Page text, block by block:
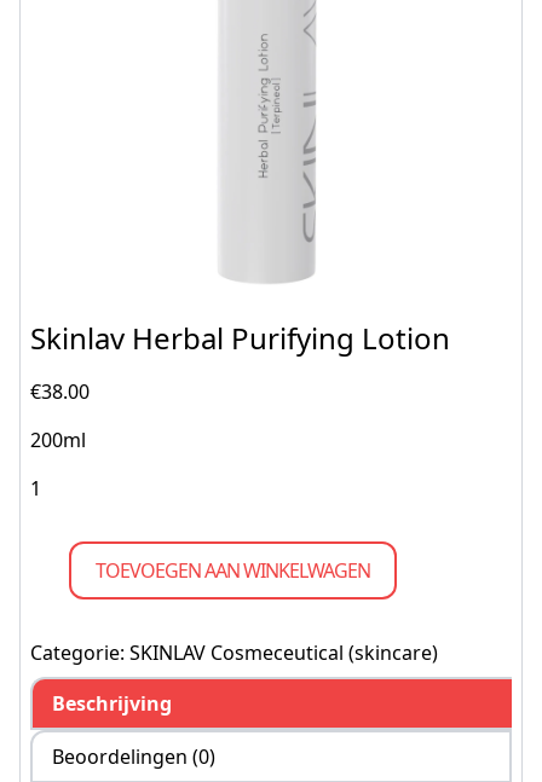
Skinlav Herbal Purifying Lotion
€38.00
200ml
TOEVOEGEN AAN WINKELWAGEN
Categorie: SKINLAV Cosmeceutical (skincare)
Beschrijving
Beoordelingen (0)